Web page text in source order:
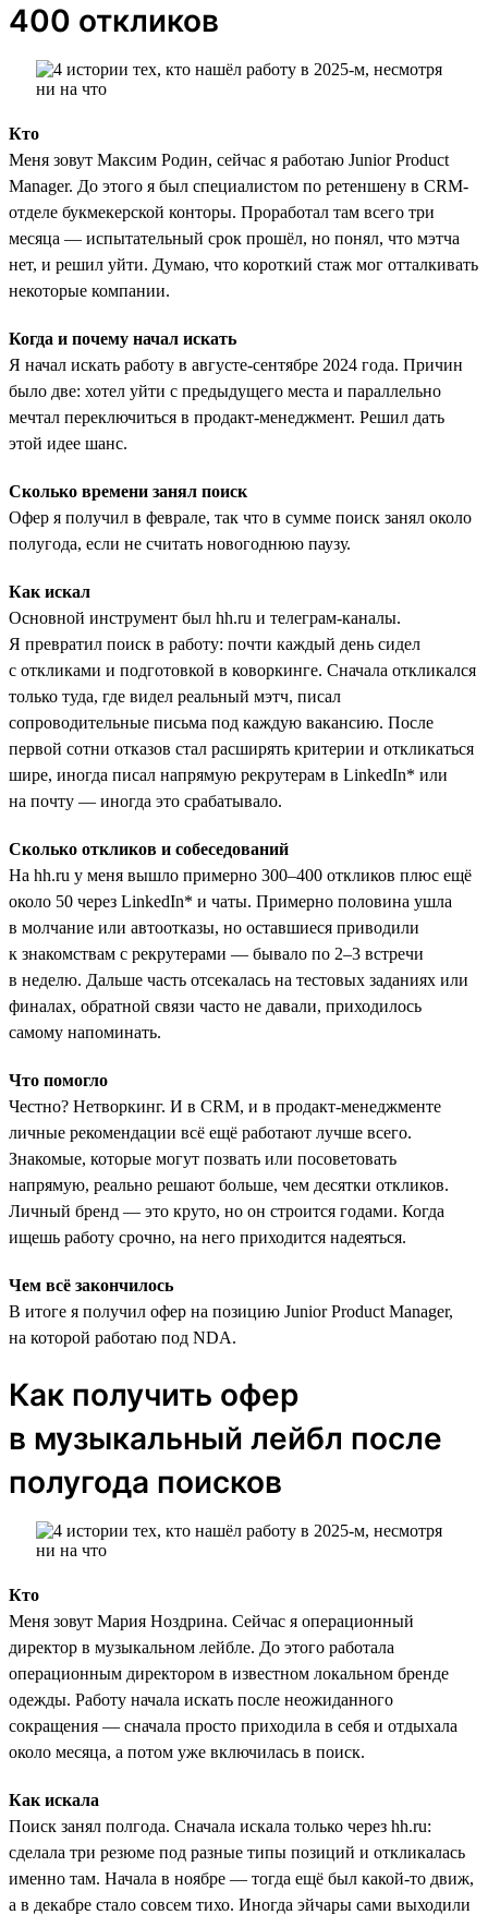
400 откликов
Кто
Меня зовут Максим Родин, сейчас я работаю Junior Product
Manager. До этого я был специалистом по ретеншену в CRM-
отделе букмекерской конторы. Проработал там всего три
месяца — испытательный срок прошёл, но понял, что мэтча
нет, и решил уйти. Думаю, что короткий стаж мог отталкивать
некоторые компании.
Когда и почему начал искать
Я начал искать работу в августе-сентябре 2024 года. Причин
было две: хотел уйти с предыдущего места и параллельно
мечтал переключиться в продакт-менеджмент. Решил дать
этой идее шанс.
Сколько времени занял поиск
Офер я получил в феврале, так что в сумме поиск занял около
полугода, если не считать новогоднюю паузу.
Как искал
Основной инструмент был hh.ru и телеграм-каналы.
Я превратил поиск в работу: почти каждый день сидел
с откликами и подготовкой в коворкинге. Сначала откликался
только туда, где видел реальный мэтч, писал
сопроводительные письма под каждую вакансию. После
первой сотни отказов стал расширять критерии и откликаться
шире, иногда писал напрямую рекрутерам в LinkedIn* или
на почту — иногда это срабатывало.
Сколько откликов и собеседований
На hh.ru у меня вышло примерно 300–400 откликов плюс ещё
около 50 через LinkedIn* и чаты. Примерно половина ушла
в молчание или автоотказы, но оставшиеся приводили
к знакомствам с рекрутерами — бывало по 2–3 встречи
в неделю. Дальше часть отсекалась на тестовых заданиях или
финалах, обратной связи часто не давали, приходилось
самому напоминать.
Что помогло
Честно? Нетворкинг. И в CRM, и в продакт-менеджменте
личные рекомендации всё ещё работают лучше всего.
Знакомые, которые могут позвать или посоветовать
напрямую, реально решают больше, чем десятки откликов.
Личный бренд — это круто, но он строится годами. Когда
ищешь работу срочно, на него приходится надеяться.
Чем всё закончилось
В итоге я получил офер на позицию Junior Product Manager,
на которой работаю под NDA.
Как получить офер
в музыкальный лейбл после
полугода поисков
Кто
Меня зовут Мария Ноздрина. Сейчас я операционный
директор в музыкальном лейбле. До этого работала
операционным директором в известном локальном бренде
одежды. Работу начала искать после неожиданного
сокращения — сначала просто приходила в себя и отдыхала
около месяца, а потом уже включилась в поиск.
Как искала
Поиск занял полгода. Сначала искала только через hh.ru:
сделала три резюме под разные типы позиций и откликалась
именно там. Начала в ноябре — тогда ещё был какой-то движ,
а в декабре стало совсем тихо. Иногда эйчары сами выходили